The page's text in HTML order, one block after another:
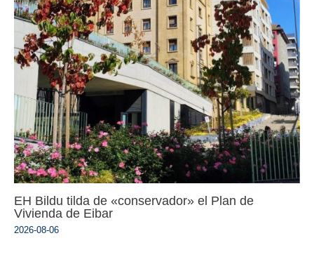
EH Bildu tilda de «conservador» el Plan de
Vivienda de Eibar
2026-08-06